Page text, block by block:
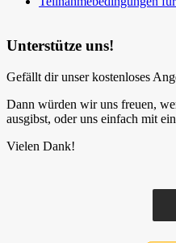
Unterstütze uns!
Gefällt dir unser kostenloses
Dann würden wir uns freuen,
ausgibst, oder uns einfach mit
Vielen Dank!